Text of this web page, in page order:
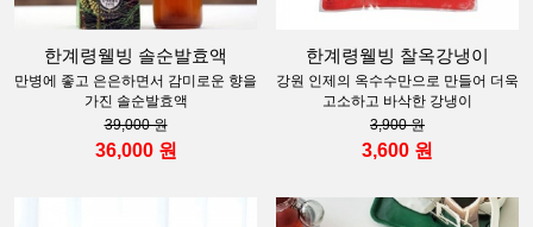
한계령웰빙 솔순발효액
만병에 좋고 은은하면서 감미로운 향을
가진 솔순발효액
39,000 원
36,000 원
한계령웰빙 찰옥강냉이
강원 인제의 옥수수만으로 만들어 더욱
고소하고 바삭한 강냉이
3,900 원
3,600 원